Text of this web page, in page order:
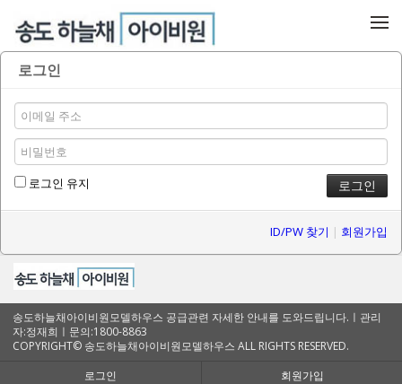
메뉴 건너뛰기
로그인
로그인 유지
ID/PW 찾기 | 회원가입
송도하늘채아이비원모델하우스 공급관련 자세한 안내를 도와드립니다.ㅣ관리
자:정재희ㅣ문의:1800-8863
COPYRIGHT© 송도하늘채아이비원모델하우스 ALL RIGHTS RESERVED.
로그인
회원가입